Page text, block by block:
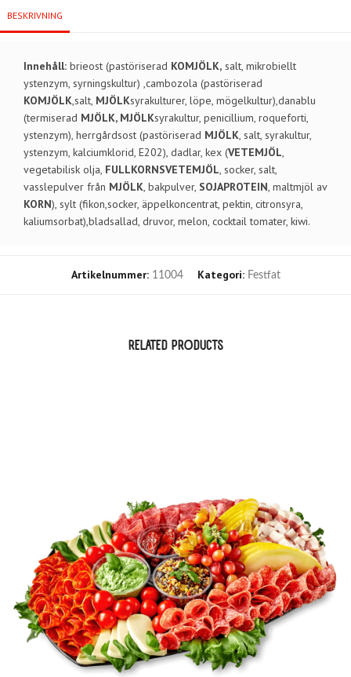
BESKRIVNING
Innehåll: brieost (pastöriserad KOMJÖLK, salt, mikrobiellt
ystenzym, syrningskultur) ,cambozola (pastöriserad
KOMJÖLK,salt, MJÖLKsyrakulturer, löpe, mögelkultur),danablu
(termiserad MJÖLK, MJÖLKsyrakultur, penicillium, roqueforti,
ystenzym), herrgårdsost (pastöriserad MJÖLK, salt, syrakultur,
ystenzym, kalciumklorid, E202), dadlar, kex (VETEMJÖL,
vegetabilisk olja, FULLKORNSVETEMJÖL, socker, salt,
vasslepulver från MJÖLK, bakpulver, SOJAPROTEIN, maltmjöl av
KORN), sylt (fikon,socker, äppelkoncentrat, pektin, citronsyra,
kaliumsorbat),bladsallad, druvor, melon, cocktail tomater, kiwi.
Artikelnummer: 11004 Kategori: Festfat
RELATED PRODUCTS